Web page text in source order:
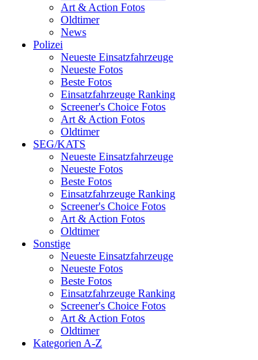
Art & Action Fotos
Oldtimer
News
Polizei
Neueste Einsatzfahrzeuge
Neueste Fotos
Beste Fotos
Einsatzfahrzeuge Ranking
Screener's Choice Fotos
Art & Action Fotos
Oldtimer
SEG/KATS
Neueste Einsatzfahrzeuge
Neueste Fotos
Beste Fotos
Einsatzfahrzeuge Ranking
Screener's Choice Fotos
Art & Action Fotos
Oldtimer
Sonstige
Neueste Einsatzfahrzeuge
Neueste Fotos
Beste Fotos
Einsatzfahrzeuge Ranking
Screener's Choice Fotos
Art & Action Fotos
Oldtimer
Kategorien A-Z